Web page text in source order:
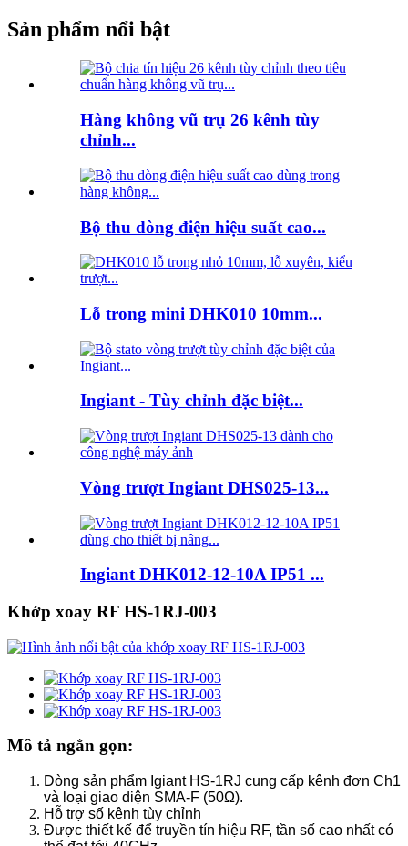
Sản phẩm nổi bật
Hàng không vũ trụ 26 kênh tùy
chỉnh...
Bộ thu dòng điện hiệu suất cao...
Lỗ trong mini DHK010 10mm...
Ingiant - Tùy chỉnh đặc biệt...
Vòng trượt Ingiant DHS025-13...
Ingiant DHK012-12-10A IP51 ...
Khớp xoay RF HS-1RJ-003
Mô tả ngắn gọn:
Dòng sản phẩm Igiant HS-1RJ cung cấp kênh đơn Ch1
và loại giao diện SMA-F (50Ω).
Hỗ trợ số kênh tùy chỉnh
Được thiết kế để truyền tín hiệu RF, tần số cao nhất có